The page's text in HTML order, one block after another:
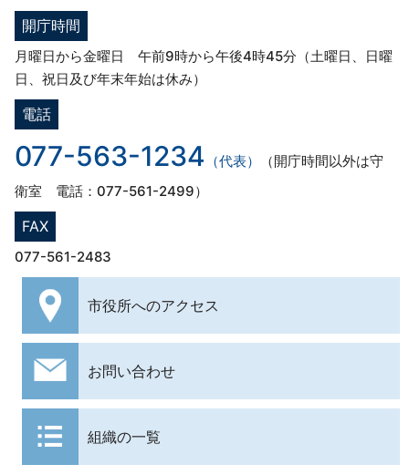
開庁時間
月曜日から金曜日 午前9時から午後4時45分（土曜日、日曜
日、祝日及び年末年始は休み）
電話
077-563-1234 （代表）
（開庁時間以外は守
衛室 電話：077-561-2499）
FAX
077-561-2483
市役所へのアクセス
お問い合わせ
組織の一覧